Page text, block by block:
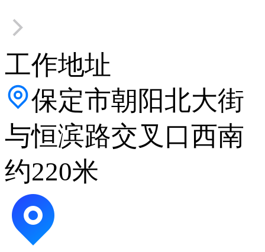
工作地址
保定市朝阳北大街
与恒滨路交叉口西南
约220米